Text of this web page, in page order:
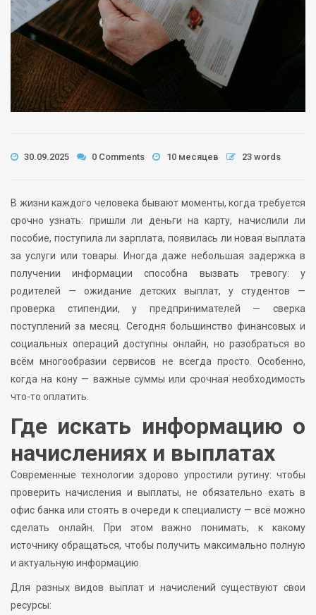
30.09.2025 0 Comments 10 месяцев 23 words
В жизни каждого человека бывают моменты, когда требуется
срочно узнать: пришли ли деньги на карту, начислили ли
пособие, поступила ли зарплата, появилась ли новая выплата
за услуги или товары. Иногда даже небольшая задержка в
получении информации способна вызвать тревогу: у
родителей — ожидание детских выплат, у студентов —
проверка стипендии, у предпринимателей — сверка
поступлений за месяц. Сегодня большинство финансовых и
социальных операций доступны онлайн, но разобраться во
всём многообразии сервисов не всегда просто. Особенно,
когда на кону — важные суммы или срочная необходимость
что-то оплатить.
Где искать информацию о
начислениях и выплатах
Современные технологии здорово упростили рутину: чтобы
проверить начисления и выплаты, не обязательно ехать в
офис банка или стоять в очереди к специалисту — всё можно
сделать онлайн. При этом важно понимать, к какому
источнику обращаться, чтобы получить максимально полную
и актуальную информацию.
Для разных видов выплат и начислений существуют свои
ресурсы: